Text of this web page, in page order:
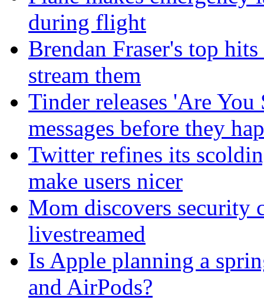
during flight
Brendan Fraser's top
stream them
Tinder releases 'Are
messages before they
Twitter refines its
make users nicer
Mom discovers security
livestreamed
Is Apple planning a
and AirPods?